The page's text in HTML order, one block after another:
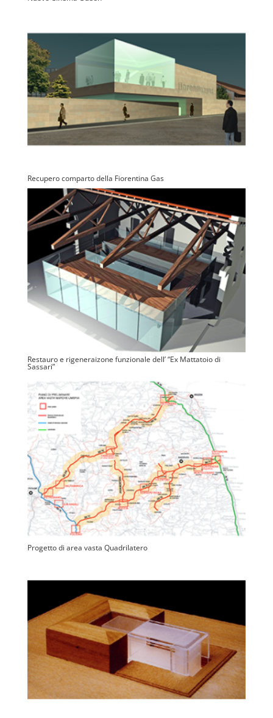
Recupero comparto della Fiorentina Gas
Restauro e rigeneraizone funzionale dell’ “Ex Mattatoio di
Sassari”
Progetto di area vasta Quadrilatero